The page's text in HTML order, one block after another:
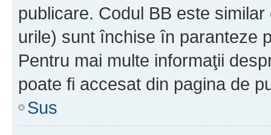
publicare. Codul BB este
urile) sunt închise în paranteze
Pentru mai multe informaţii
poate fi accesat din pagina de
Sus